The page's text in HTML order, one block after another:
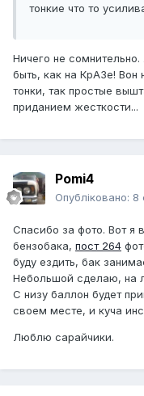
тонкие что то
Ничего не
быть, как на КрАЗе! Вон
тонки, так простые
приданием жесткости...
Pomi4
Опубліковано: 8
Спасибо за фото. Вот я
бензобака, пост 264
буду ездить, бак
Небольшой сделаю, на
С низу баллон будет
своем месте, и куча
Люблю сарайчики.